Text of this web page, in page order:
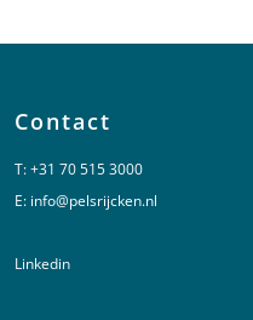
Contact
T:+31 70 515 3000
E: info@pelsrijcken.nl
Linkedin